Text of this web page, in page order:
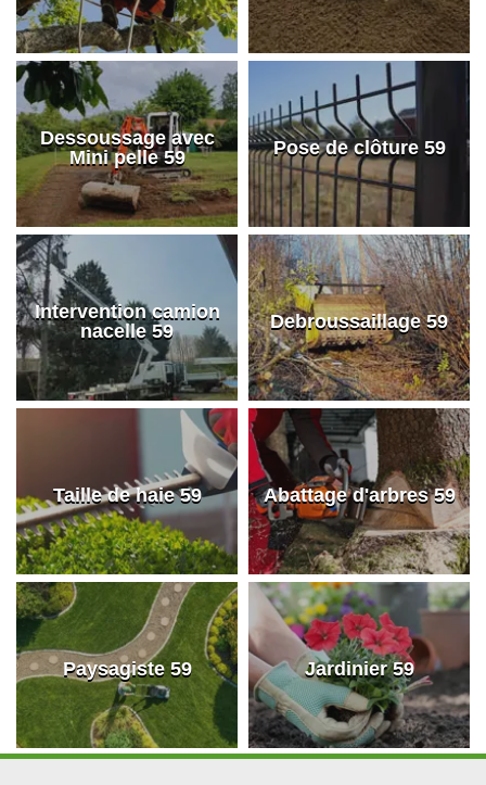
Dessoussage avec
Mini pelle 59
Pose de clôture 59
Intervention camion
nacelle 59
Debroussaillage 59
Taille de haie 59 Abattage d'arbres 59
Paysagiste 59 Jardinier 59